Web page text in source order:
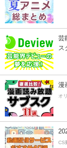
芸
ス
漫
オ
CS